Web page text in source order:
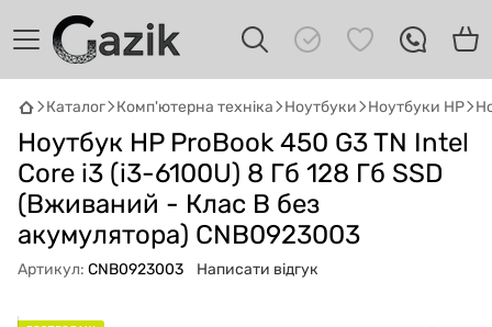
Каталог Комп'ютерна техніка Ноутбуки Ноутбуки HP
Ноутбук HP ProBook 450 G3 TN Intel
Core i3 (i3-6100U) 8 Гб 128 Гб SSD
(Вживаний - Клас B без
акумулятора) CNB0923003
Артикул: CNB0923003 Написати відгук
GAZIK AI
Онлайн · пошук техніки
Привіт! 👋 Я Gazik AI — допоможу
підібрати вживану комп'ютерну техніку.
Що шукаєш?